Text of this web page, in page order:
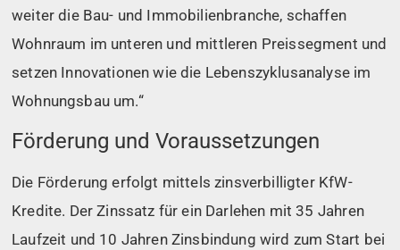
weiter die Bau- und Immobilienbranche, schaffen
Wohnraum im unteren und mittleren Preissegment und
setzen Innovationen wie die Lebenszyklusanalyse im
Wohnungsbau um.“
Förderung und Voraussetzungen
Die Förderung erfolgt mittels zinsverbilligter KfW-
Kredite. Der Zinssatz für ein Darlehen mit 35 Jahren
Laufzeit und 10 Jahren Zinsbindung wird zum Start bei